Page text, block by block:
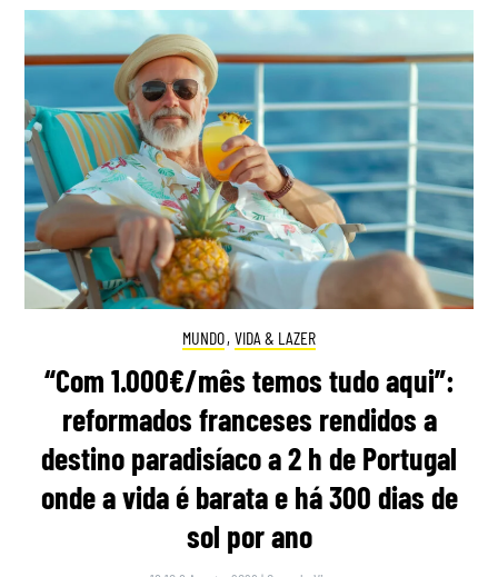
MUNDO, VIDA & LAZER
“Com 1.000€/mês temos tudo aqui”:
reformados franceses rendidos a
destino paradisíaco a 2 h de Portugal
onde a vida é barata e há 300 dias de
sol por ano